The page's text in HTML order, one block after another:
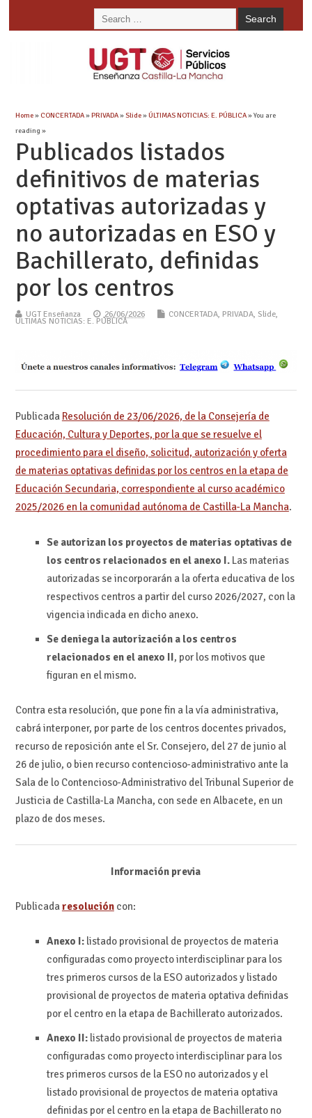
Home» CONCERTADA»PRIVADA»Slide»ÚLTIMAS NOTICIAS: E. PÚBLICA» You are
reading »
Publicados listados
definitivos de materias
optativas autorizadas y
no autorizadas en ESO y
Bachillerato, definidas
por los centros
UGT Enseñanza 26/06/2026 CONCERTADA, PRIVADA, Slide,
ÚLTIMAS NOTICIAS: E. PÚBLICA
Publicada Resolución de 23/06/2026, de la Consejería de
Educación, Cultura y Deportes, por la que se resuelve el
procedimiento para el diseño, solicitud, autorización y oferta
de materias optativas definidas por los centros en la etapa de
Educación Secundaria, correspondiente al curso académico
2025/2026 en la comunidad autónoma de Castilla-La Mancha.
Se autorizan los proyectos de materias optativas de
los centros relacionados en el anexo I. Las materias
autorizadas se incorporarán a la oferta educativa de los
respectivos centros a partir del curso 2026/2027, con la
vigencia indicada en dicho anexo.
Se deniega la autorización a los centros
relacionados en el anexo II, por los motivos que
figuran en el mismo.
Contra esta resolución, que pone fin a la vía administrativa,
cabrá interponer, por parte de los centros docentes privados,
recurso de reposición ante el Sr. Consejero, del 27 de junio al
26 de julio, o bien recurso contencioso-administrativo ante la
Sala de lo Contencioso-Administrativo del Tribunal Superior de
Justicia de Castilla-La Mancha, con sede en Albacete, en un
plazo de dos meses.
Información previa
Publicadaresolucióncon:
Anexo I:listado provisional de proyectos de materia
configuradas como proyecto interdisciplinar para los
tres primeros cursos de la ESO autorizados y listado
provisional de proyectos de materia optativa definidas
por el centro en la etapa de Bachillerato autorizados.
Anexo II:listado provisional de proyectos de materia
configuradas como proyecto interdisciplinar para los
tres primeros cursos de la ESO no autorizados y el
listado provisional de proyectos de materia optativa
definidas por el centro en la etapa de Bachillerato no